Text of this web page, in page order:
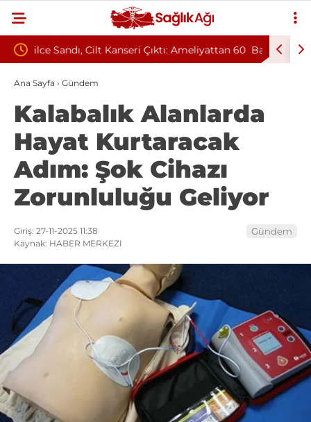
60 Baş Dönmesiyle Gitti, Dünyada 68. Bundgaard
Sendromu Vakası Oldu
Ana Sayfa › Gündem
Kalabalık Alanlarda
Hayat Kurtaracak
Adım: Şok Cihazı
Zorunluluğu Geliyor
Giriş: 27-11-2025 11:38
Kaynak: HABER MERKEZI
Gündem